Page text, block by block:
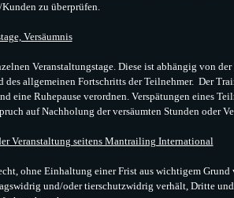
zu überprüfen.
Versäumnis
Veranstaltungstage. Diese ist abhängig von
des allgemeinen Fortschritts der Teilnehmer. Der
eine Ruhepause verordnen. Verspätungen eines
auf Nachholung der versäumten Stunden oder
Veranstaltung seitens Mantrailing International
ohne Einhaltung einer Frist aus wichtigem Grund
und/oder tierschutzwidrig verhält, Dritte